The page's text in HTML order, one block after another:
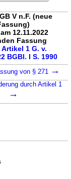
V n.F. (neue
12.11.2022
Fassung
1 G. v.
BGBl. I S. 1990
von § 271 →
durch Artikel 1
→